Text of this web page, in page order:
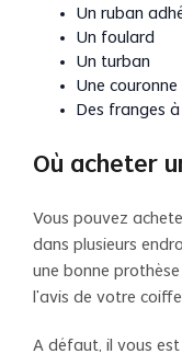
Un ruban
Un foulard
Un turban
Une couronne
Des franges
Où acheter
Vous pouvez
dans plusieurs
une bonne
l’avis de votre
A défaut, il vous